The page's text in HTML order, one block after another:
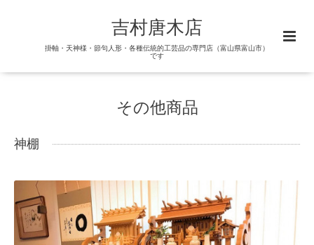
吉村唐木店
掛軸・天神様・節句人形・各種伝統的工芸品の専門店（富山県富山市）
です
その他商品
神棚